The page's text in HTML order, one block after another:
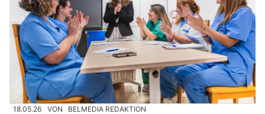
18.05.26 VON BELMEDIA REDAKTION